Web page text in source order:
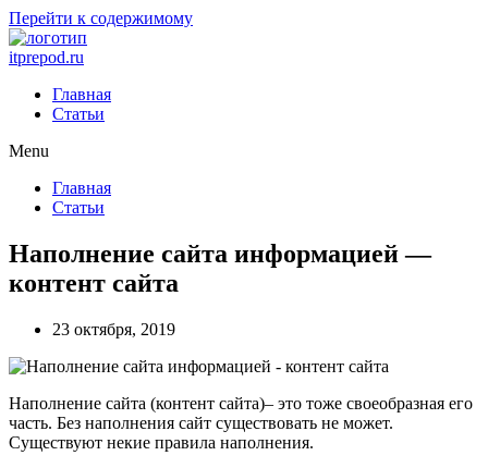
Перейти к содержимому
itprepod.ru
Главная
Статьи
Menu
Главная
Статьи
Наполнение сайта информацией —
контент сайта
23 октября, 2019
Наполнение сайта (контент сайта)– это тоже своеобразная его
часть. Без наполнения сайт существовать не может.
Существуют некие правила наполнения.